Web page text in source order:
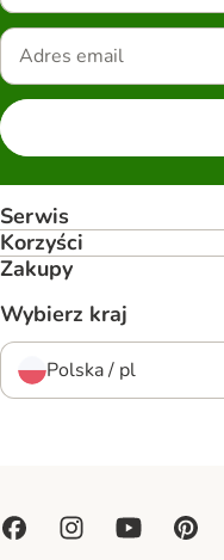
Serwis
Korzyści
Zakupy
Wybierz kraj
Polska / pl